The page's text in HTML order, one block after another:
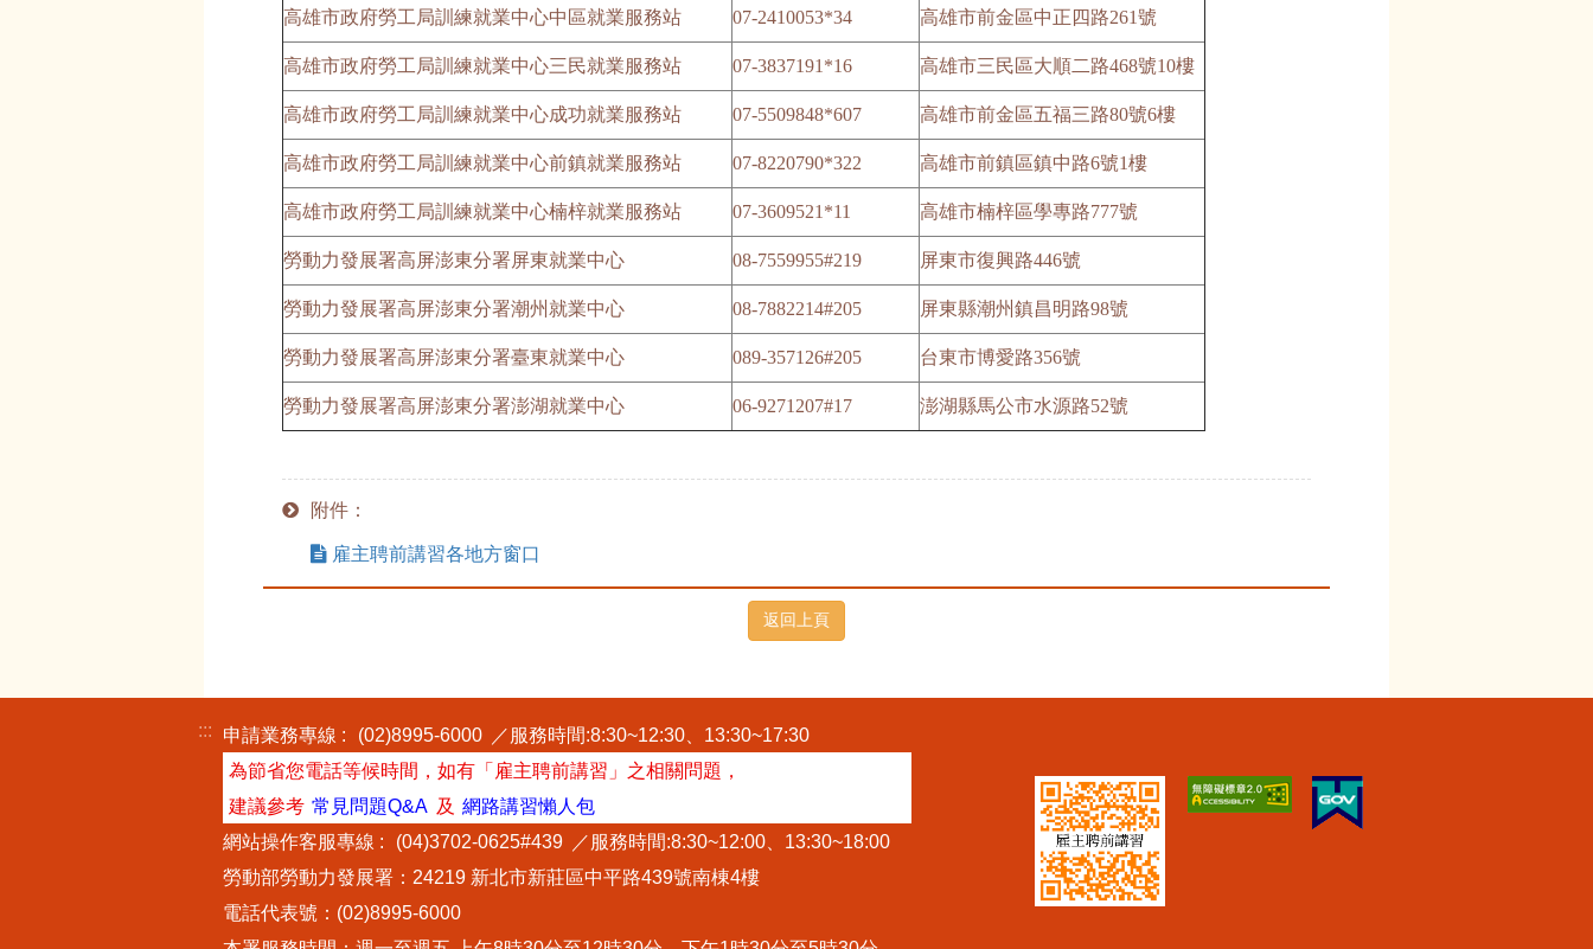
高雄市政府勞工局訓練就業中心中區就業服務站 07-2410053*34 高雄市前金區中正四路261號
高雄市政府勞工局訓練就業中心三民就業服務站 07-3837191*16 高雄市三民區大順二路468號10樓
高雄市政府勞工局訓練就業中心成功就業服務站 07-5509848*607 高雄市前金區五福三路80號6樓
高雄市政府勞工局訓練就業中心前鎮就業服務站 07-8220790*322 高雄市前鎮區鎮中路6號1樓
高雄市政府勞工局訓練就業中心楠梓就業服務站 07-3609521*11 高雄市楠梓區學專路777號
勞動力發展署高屏澎東分署屏東就業中心 08-7559955#219 屏東市復興路446號
勞動力發展署高屏澎東分署潮州就業中心 08-7882214#205 屏東縣潮州鎮昌明路98號
勞動力發展署高屏澎東分署臺東就業中心 089-357126#205 台東市博愛路356號
勞動力發展署高屏澎東分署澎湖就業中心 06-9271207#17 澎湖縣馬公市水源路52號
附件：
雇主聘前講習各地方窗口
::: 申請業務專線 : (02)8995-6000
／服務時間:8:30~12:30、13:30~17:30
為節省您電話等候時間，如有「雇主聘前講習」之相關問題，
建議參考 常見問題Q&A 及 網路講習懶人包
網站操作客服專線 :
(04)3702-0625#439
／服務時間:8:30~12:00、13:30~18:00
勞動部勞動力發展署：24219 新北市新莊區中平路439號南棟4樓
電話代表號：(02)8995-6000